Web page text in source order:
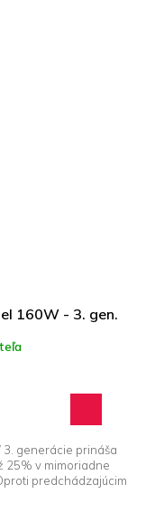
160W - 3. gen.
generácie prináša
25% v mimoriadne
predchádzajúcim